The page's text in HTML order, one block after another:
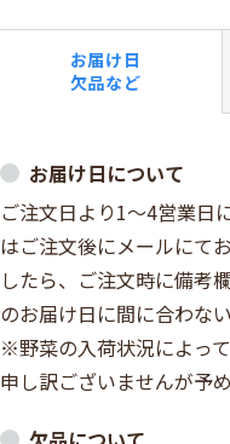
お届け日
欠品など
お届け日について
ご注文日より1～4営業日
はご注文後にメールにて
したら、ご注文時に備考
のお届け日に間に合わな
※野菜の入荷状況によっ
申し訳ございませんが予